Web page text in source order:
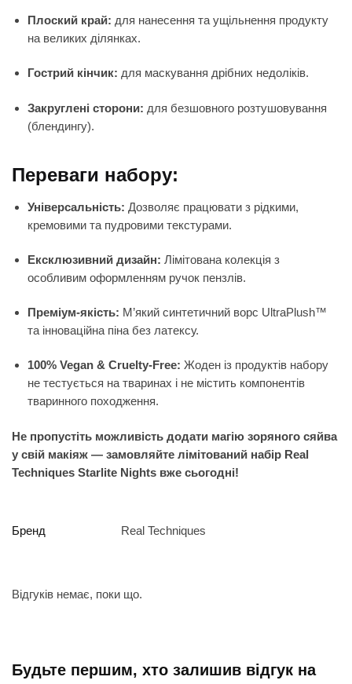
Плоский край: для нанесення та ущільнення продукту
на великих ділянках.
Гострий кінчик: для маскування дрібних недоліків.
Закруглені сторони: для безшовного розтушовування
(блендингу).
Переваги набору:
Універсальність: Дозволяє працювати з рідкими,
кремовими та пудровими текстурами.
Ексклюзивний дизайн: Лімітована колекція з
особливим оформленням ручок пензлів.
Преміум-якість: М’який синтетичний ворс UltraPlush™
та інноваційна піна без латексу.
100% Vegan & Cruelty-Free: Жоден із продуктів набору
не тестується на тваринах і не містить компонентів
тваринного походження.
Не пропустіть можливість додати магію зоряного сяйва
у свій макіяж — замовляйте лімітований набір Real
Techniques Starlite Nights вже сьогодні!
Бренд Real Techniques
Відгуків немає, поки що.
Будьте першим, хто залишив відгук на